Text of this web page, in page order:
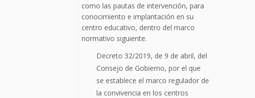
como las pautas de intervención, para
conocimiento e implantación en su
centro educativo, dentro del marco
normativo siguiente.
Decreto 32/2019, de 9 de abril, del
Consejo de Gobierno, por el que
se establece el marco regulador de
la convivencia en los centros